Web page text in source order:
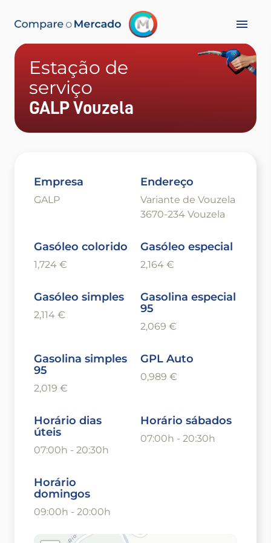
Estação de
serviço
GALP Vouzela
Empresa
GALP
Endereço
Variante de Vouzela
3670-234 Vouzela
Gasóleo colorido
1,724 €
Gasóleo especial
2,164 €
Gasóleo simples
2,114 €
Gasolina especial
95
2,069 €
Gasolina simples
95
2,019 €
GPL Auto
0,989 €
Horário dias
úteis
07:00h - 20:30h
Horário sábados
07:00h - 20:30h
Horário
domingos
09:00h - 20:00h